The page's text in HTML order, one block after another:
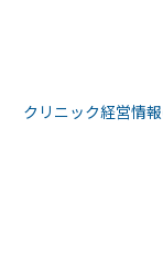
クリニック経営情